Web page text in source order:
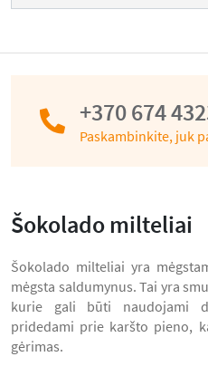
Šokolado milteliai
Šokolado milteliai yra
mėgsta saldumynus. Tai yra
kurie gali būti naudojami
pridedami prie karšto pieno,
gėrimas.
+370 674
Paskambinkite, juk